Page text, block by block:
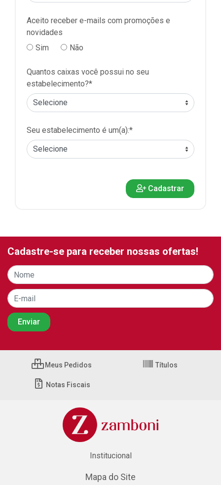
Aceito receber e-mails com promoções e
novidades
Sim
Não
Quantos caixas você possui no seu
estabelecimento?*
Seu estabelecimento é um(a):*
Cadastrar
Cadastre-se para receber nossas ofertas!
Meus Pedidos Títulos
Notas Fiscais
Institucional
Mapa do Site